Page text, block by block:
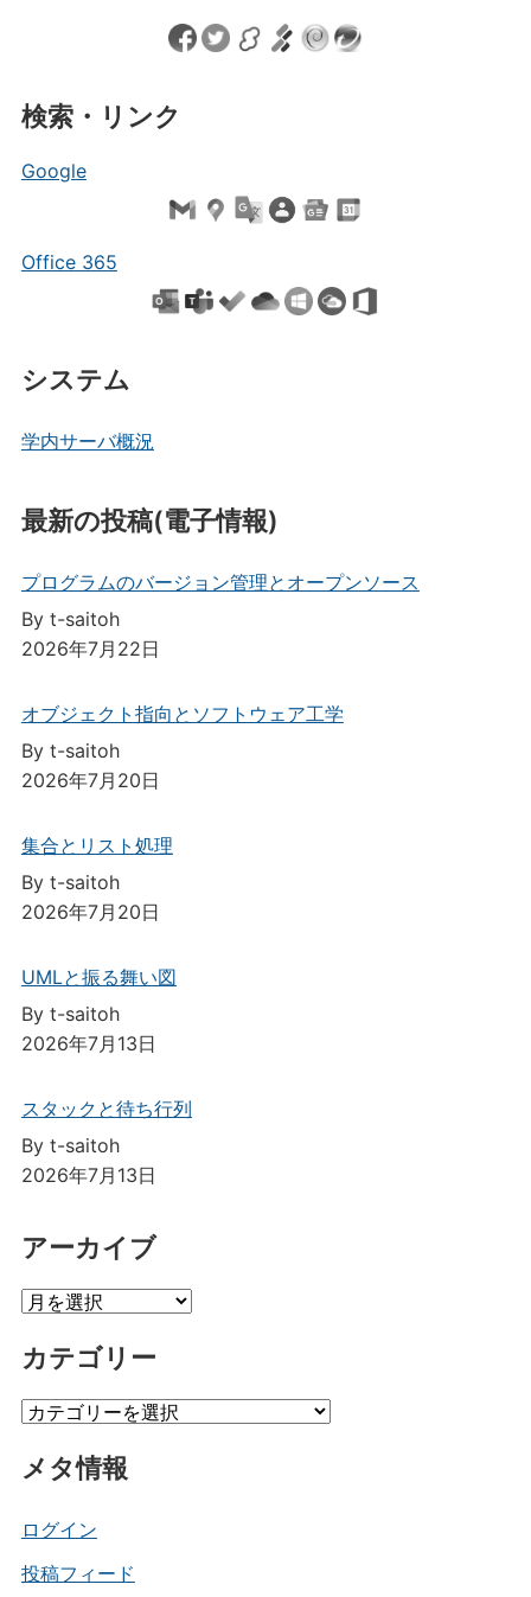
検索・リンク
Google
Office 365
システム
学内サーバ概況
最新の投稿(電子情報)
プログラムのバージョン管理とオープンソース
By t-saitoh
2026年7月22日
オブジェクト指向とソフトウェア工学
By t-saitoh
2026年7月20日
集合とリスト処理
By t-saitoh
2026年7月20日
UMLと振る舞い図
By t-saitoh
2026年7月13日
スタックと待ち行列
By t-saitoh
2026年7月13日
アーカイブ
ア
カ
ブ
カテゴリー
カ
ゴ
ー
メタ情報
ログイン
投稿フィード